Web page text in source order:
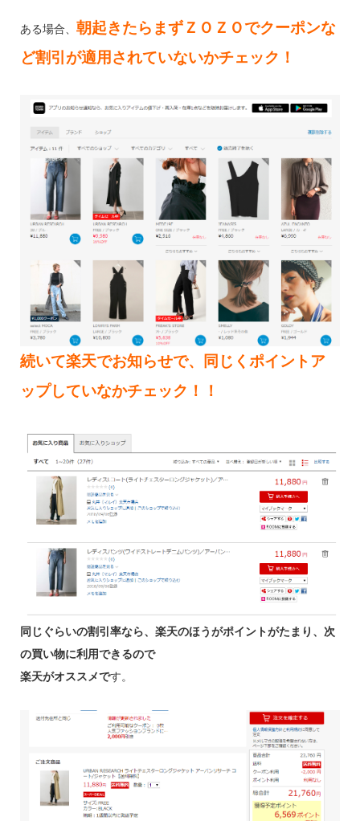
ある場合、 朝起きたらまずＺＯＺＯでクーポンな
ど割引が適用されていないかチェック！
続いて楽天でお知らせで、同じくポイントア
ップしていなかチェック！！
同じぐらいの割引率なら、楽天のほうがポイントがたまり、次
の買い物に利用できるので
楽天がオススメです。